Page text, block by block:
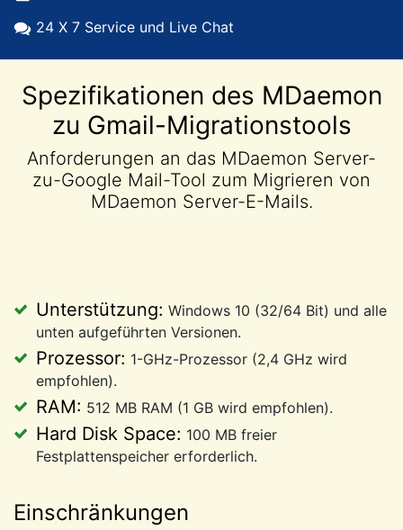
24 X 7 Service und Live Chat
Spezifikationen des MDaemon
zu Gmail-Migrationstools
Anforderungen an das MDaemon Server-
zu-Google Mail-Tool zum Migrieren von
MDaemon Server-E-Mails.
Unterstützung: Windows 10 (32/64 Bit) und alle
unten aufgeführten Versionen.
Prozessor: 1-GHz-Prozessor (2,4 GHz wird
empfohlen).
RAM: 512 MB RAM (1 GB wird empfohlen).
Hard Disk Space: 100 MB freier
Festplattenspeicher erforderlich.
Einschränkungen